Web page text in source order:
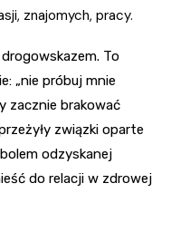
znajomych, pracy.
To
„nie próbuj mnie
zacznie brakować
związki oparte
odzyskanej
do relacji w zdrowej